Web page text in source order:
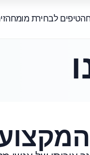
טיפים לבחירת מומחה